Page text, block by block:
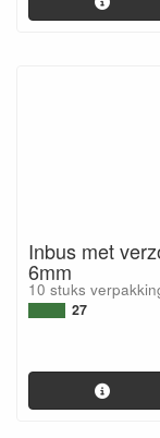
Inbus met
6mm
10 stuks
27